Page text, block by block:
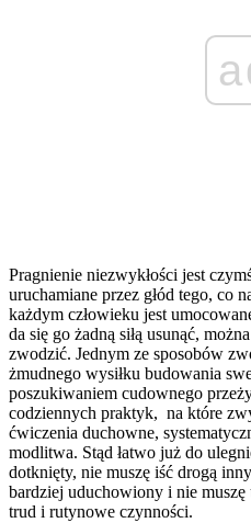
Pragnienie niezwykłości jest
uruchamiane przez głód tego, co
każdym człowieku jest
da się go żadną siłą usunąć,
zwodzić. Jednym ze sposobów
żmudnego wysiłku budowania
poszukiwaniem cudownego
codziennych praktyk, na które
ćwiczenia duchowne,
modlitwa. Stąd łatwo już do
dotknięty, nie muszę iść drogą
bardziej uduchowiony i nie
trud i rutynowe czynności.